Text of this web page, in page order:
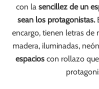
con lasencillez de un
sean los protagonistas.
encargo, tienen letras de
madera, iluminadas,
espacios con rollazo